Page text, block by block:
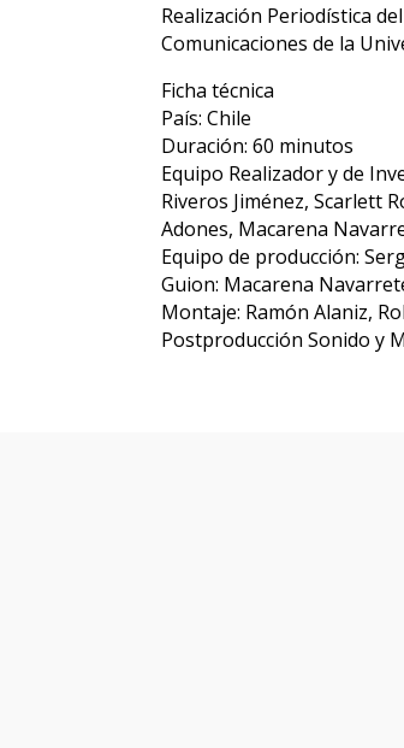
Realización Periodística
Comunicaciones de la
Ficha técnica
País: Chile
Duración: 60 minutos
Equipo Realizador y de
Riveros Jiménez, Scarlett
Adones, Macarena
Equipo de producción:
Guion: Macarena
Montaje: Ramón Alaniz,
Postproducción Sonido y